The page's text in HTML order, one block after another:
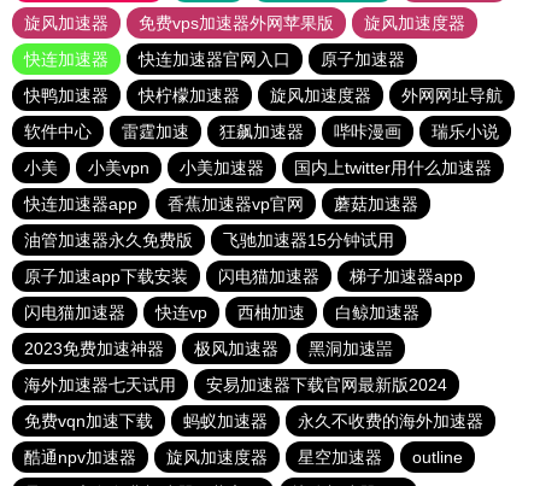
旋风加速器
免费vps加速器外网苹果版
旋风加速度器
快连加速器
快连加速器官网入口
原子加速器
快鸭加速器
快柠檬加速器 旋风加速度器
外网网址导航
软件中心
雷霆加速 狂飙加速器 哔咔漫画
瑞乐小说
小美
小美vpn 小美加速器
国内上twitter用什么加速器
快连加速器app
香蕉加速器vp官网
蘑菇加速器
油管加速器永久免费版
飞驰加速器15分钟试用
原子加速app下载安装
闪电猫加速器
梯子加速器app
闪电猫加速器
快连vp 西柚加速
白鲸加速器
2023免费加速神器
极风加速器
黑洞加速噐
海外加速器七天试用
安易加速器下载官网最新版2024
免费vqn加速下载
蚂蚁加速器
永久不收费的海外加速器
酷通npv加速器
旋风加速度器 星空加速器
outline